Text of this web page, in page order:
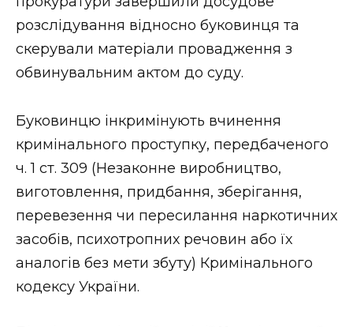
розслідування відносно буковинця та
скерували матеріали провадження з
обвинувальним актом до суду.
Буковинцю інкримінують вчинення
кримінального проступку, передбаченого
ч. 1 ст. 309 (Незаконне виробництво,
виготовлення, придбання, зберігання,
перевезення чи пересилання наркотичних
засобів, психотропних речовин або їх
аналогів без мети збуту) Кримінального
кодексу України.